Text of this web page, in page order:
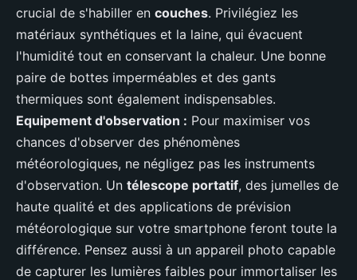
crucial de s'habiller en couches. Privilégiez les
matériaux synthétiques et la laine, qui évacuent
l'humidité tout en conservant la chaleur. Une bonne
paire de bottes imperméables et des gants
thermiques sont également indispensables.
Equipement d'observation : Pour maximiser vos
chances d'observer des phénomènes
météorologiques, ne négligez pas les instruments
d'observation. Un télescope portatif, des jumelles de
haute qualité et des applications de prévision
météorologique sur votre smartphone feront toute la
différence. Pensez aussi à un appareil photo capable
de capturer les lumières faibles pour immortaliser les